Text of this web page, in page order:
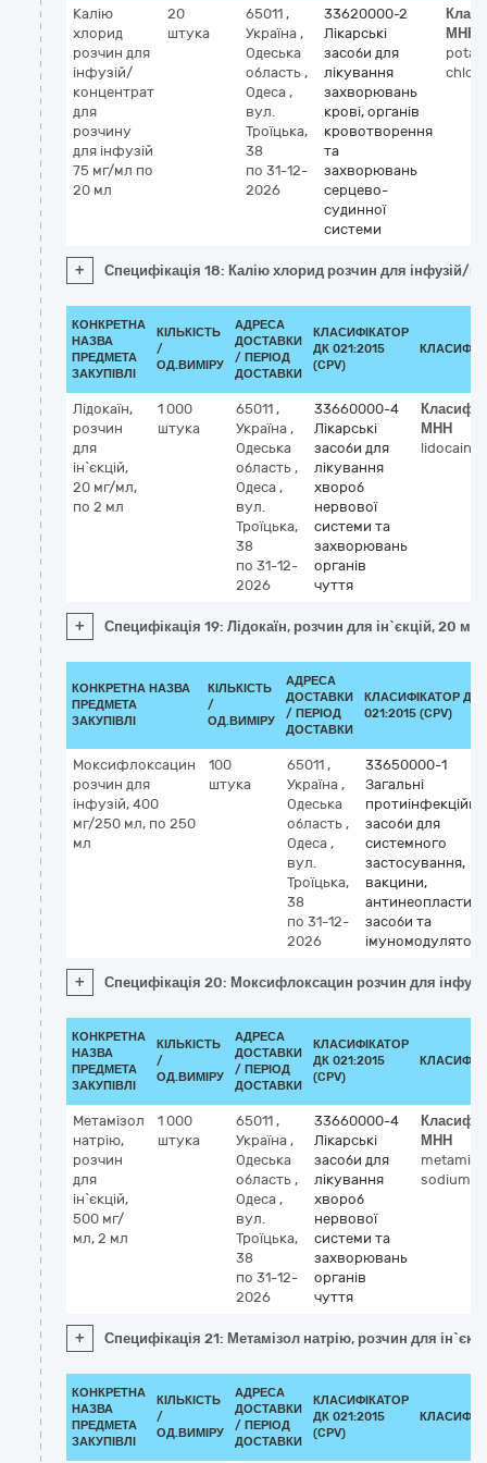
Калію
хлорид
розчин для
інфузій/
концентрат
для
розчину
для інфузій
75 мг/мл по
20 мл
20
штука
65011 ,
Україна ,
Одеська
область ,
Одеса ,
вул.
Троїцька,
38
по 31-12-
2026
33620000-2
Лікарські
засоби для
лікування
захворювань
крові, органів
кровотворення
та
захворювань
серцево-
судинної
системи
МНН
+ Специфікація 18: Калію хлорид розчин для інфузій/
КОНКРЕТНА
НАЗВА
ПРЕДМЕТА
ЗАКУПІВЛІ
КІЛЬКІСТЬ
/
ОД.ВИМІРУ
АДРЕСА
ДОСТАВКИ
/ ПЕРІОД
ДОСТАВКИ
КЛАСИФІКАТОР
ДК 021:2015
(CPV)
Лідокаїн,
розчин
для
ін`єкцій,
20 мг/мл,
по 2 мл
1 000
штука
65011 ,
Україна ,
Одеська
область ,
Одеса ,
вул.
Троїцька,
38
по 31-12-
2026
33660000-4
Лікарські
засоби для
лікування
хвороб
нервової
системи та
захворювань
органів
чуття
МНН
lidocaine
+ Специфікація 19: Лідокаїн, розчин для ін`єкцій, 20
КОНКРЕТНА НАЗВА
ПРЕДМЕТА
ЗАКУПІВЛІ
КІЛЬКІСТЬ
/
ОД.ВИМІРУ
АДРЕСА
ДОСТАВКИ
/ ПЕРІОД
ДОСТАВКИ
КЛАСИФІКАТОР ДК
021:2015 (CPV)
Моксифлоксацин
розчин для
інфузій, 400
мг/250 мл, по 250
мл
100
штука
65011 ,
Україна ,
Одеська
область ,
Одеса ,
вул.
Троїцька,
38
по 31-12-
2026
33650000-1
Загальні
протиінфекційні
засоби для
системного
застосування,
вакцини,
засоби та
+ Специфікація 20: Моксифлоксацин розчин для
КОНКРЕТНА
НАЗВА
ПРЕДМЕТА
ЗАКУПІВЛІ
КІЛЬКІСТЬ
/
ОД.ВИМІРУ
АДРЕСА
ДОСТАВКИ
/ ПЕРІОД
ДОСТАВКИ
КЛАСИФІКАТОР
ДК 021:2015
(CPV)
Метамізол
натрію,
розчин
для
ін`єкцій,
500 мг/
мл, 2 мл
1 000
штука
65011 ,
Україна ,
Одеська
область ,
Одеса ,
вул.
Троїцька,
38
по 31-12-
2026
33660000-4
Лікарські
засоби для
лікування
хвороб
нервової
системи та
захворювань
органів
чуття
МНН
sodium
+ Специфікація 21: Метамізол натрію, розчин для
КОНКРЕТНА
НАЗВА
ПРЕДМЕТА
ЗАКУПІВЛІ
КІЛЬКІСТЬ
/
ОД.ВИМІРУ
АДРЕСА
ДОСТАВКИ
/ ПЕРІОД
ДОСТАВКИ
КЛАСИФІКАТОР
ДК 021:2015
(CPV)